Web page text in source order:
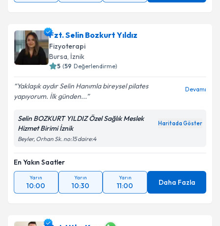
Fzt. Selin Bozkurt Yıldız
Fizyoterapi
Bursa, İznik
5 (59 Değerlendirme)
Yaklaşık aydır Selin Hanımla bireysel pilates
yapıyorum. İlk günden...
Devamı
Selin BOZKURT YILDIZ Özel Sağlık Meslek
Hizmet Birimi İznik
Haritada Göster
Beyler, Orhan Sk. no:15 daire:4
En Yakın Saatler
Yarın
10:00
Yarın
10:30
Yarın
11:00 Daha Fazla